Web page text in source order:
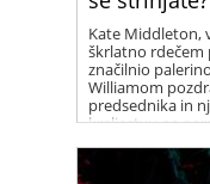
Kate Middleton,
škrlatno rdečem
značilnio
Williamom
predsednika in
kraljestvu na